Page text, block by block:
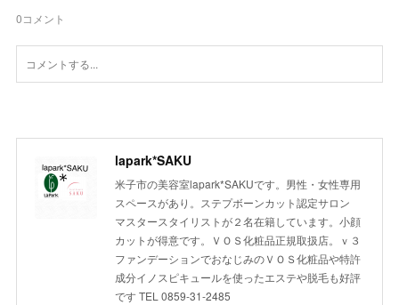
0コメント
lapark*SAKU
米子市の美容室lapark*SAKUです。男性・女性専用
スペースがあり。ステプボーンカット認定サロン
マスタースタイリストが２名在籍しています。小顔
カットが得意です。ＶＯＳ化粧品正規取扱店。ｖ３
ファンデーションでおなじみのＶＯＳ化粧品や特許
成分イノスピキュールを使ったエステや脱毛も好評
です TEL 0859-31-2485